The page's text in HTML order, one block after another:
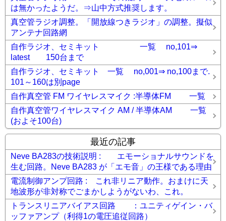
は無かったようだ。⇒山中方式推奨します。
真空管ラジオ調整。「開放線つきラジオ」の調整。擬似
アンテナ回路網
自作ラジオ、セミキット 一覧 no,101⇒
latest 150台まで
自作ラジオ、セミキット 一覧 no,001⇒ no,100まで.
101～160は別page
自作真空管 FM ワイヤレスマイク :半導体FM 一覧
自作真空管ワイヤレスマイク AM / 半導体AM 一覧
(およそ100台)
最近の記事
Neve BA283の技術説明 : エモーショナルサウンドを
生む回路。Neve BA283 が「エモ音」の王様である理由
電流制御アンプ回路 : これ非リニア動作。おまけに天
地波形が非対称でごまかしようがないわ、これ。
トランスリニアバイアス回路 ：ユニティゲイン・バ
ッファアンプ（利得1の電圧追従回路）